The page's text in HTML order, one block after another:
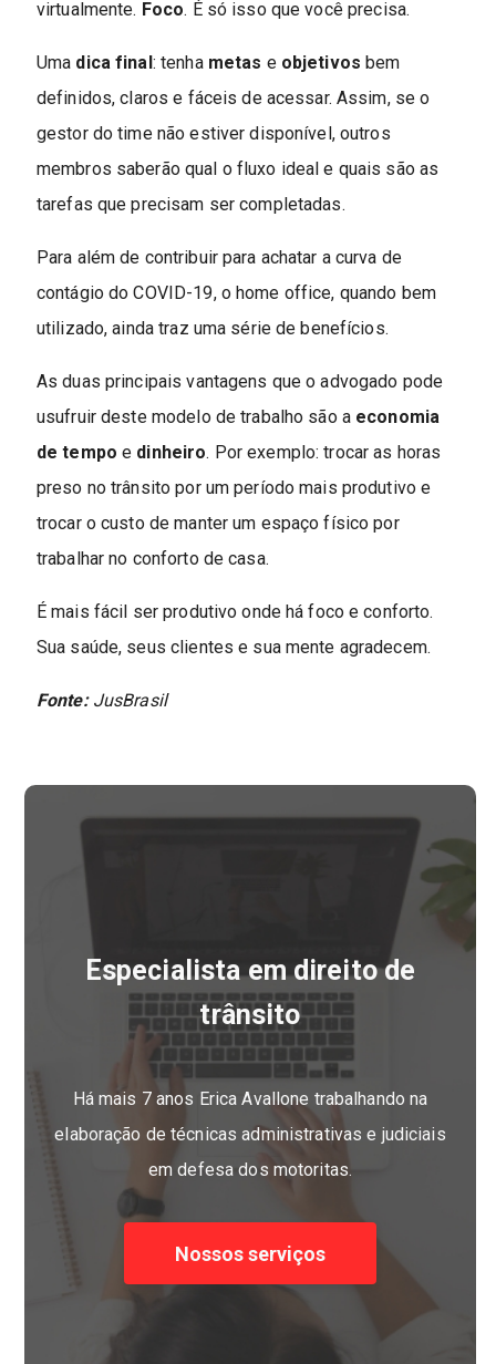
virtualmente. Foco. É só isso que você precisa.
Uma dica final: tenha metas e objetivos bem
definidos, claros e fáceis de acessar. Assim, se o
gestor do time não estiver disponível, outros
membros saberão qual o fluxo ideal e quais são as
tarefas que precisam ser completadas.
Para além de contribuir para achatar a curva de
contágio do COVID-19, o home office, quando bem
utilizado, ainda traz uma série de benefícios.
As duas principais vantagens que o advogado pode
usufruir deste modelo de trabalho são a economia
de tempo e dinheiro. Por exemplo: trocar as horas
preso no trânsito por um período mais produtivo e
trocar o custo de manter um espaço físico por
trabalhar no conforto de casa.
É mais fácil ser produtivo onde há foco e conforto.
Sua saúde, seus clientes e sua mente agradecem.
Fonte: JusBrasil
Especialista em direito de
trânsito
Há mais 7 anos Erica Avallone trabalhando na
elaboração de técnicas administrativas e judiciais
em defesa dos motoritas.
Nossos serviços